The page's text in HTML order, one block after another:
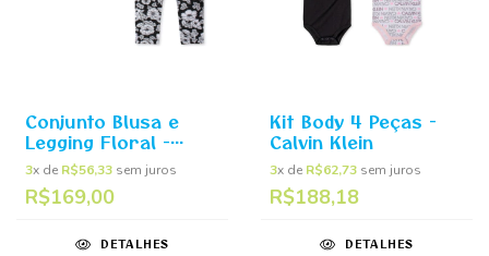
Conjunto Blusa e
Legging Floral -
Calvin Klein
3x de R$56,33 sem juros
R$169,00
DETALHES
Kit Body 4 Peças -
Calvin Klein
3x de R$62,73 sem juros
R$188,18
DETALHES